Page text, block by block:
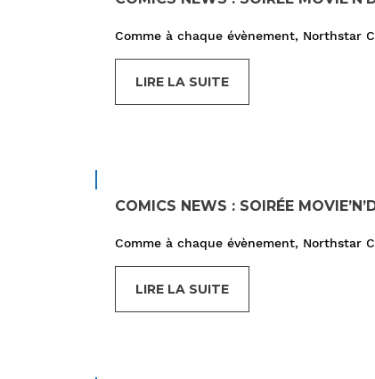
Comme à chaque évènement, Northstar
LIRE LA SUITE
COMICS NEWS : SOIRÉE
Comme à chaque évènement, Northstar
LIRE LA SUITE